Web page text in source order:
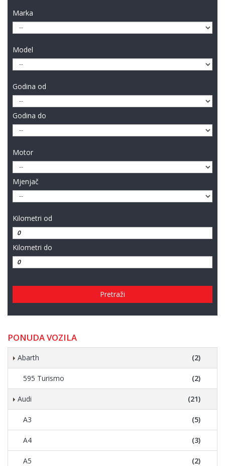
Marka
Model
Godina od
Godina do
Motor
Mjenjač
Kilometri od
Kilometri do
Pretraži
PONUDA VOZILA
Abarth (2)
595 Turismo (2)
Audi (21)
A3 (5)
A4 (3)
A5 (2)